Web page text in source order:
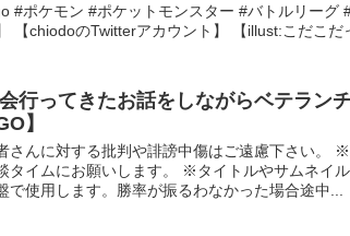
#ポケモン #ポケットモンスター #バトルリーグ
【chiodoのTwitterアカウント】 【illust:こだこだ
行ってきたお話をしながらベテラン
】
さんに対する批判や誹謗中傷はご遠慮下さい。
タイムにお願いします。 ※タイトルやサムネイ
で使用します。勝率が振るわなかった場合途中...